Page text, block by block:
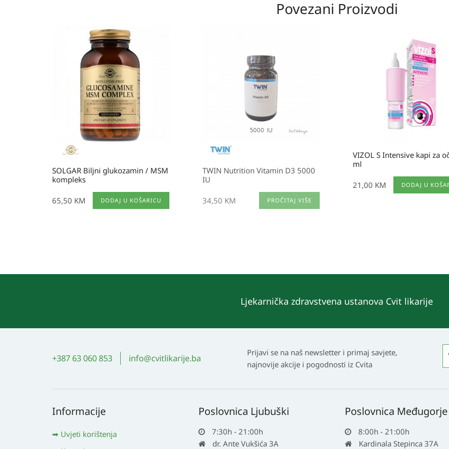
Povezani Proizvodi
SOLGAR Biljni glukozamin / MSM
kompleks
65,50 KM DODAJ U KOŠARICU
TWIN Nutrition Vitamin D3 5000
IU
34,50 KM PROČITAJ VIŠE
VIZOL S Intensive kapi za
ml
21,00 KM DODAJ U
Ljekarnička zdravstvena ustanova Cvit likarije
+387 63 060 853 info@cvitlikarije.ba
Prijavi se na naš newsletter i primaj savjete,
najnovije akcije i pogodnosti iz Cvita
Informacije
Uvjeti korištenja
Poslovnica Ljubuški
7:30h - 21:00h
dr. Ante Vukšića 3A
Poslovnica Međugorje
8:00h - 21:00h
Kardinala Stepinca 37A